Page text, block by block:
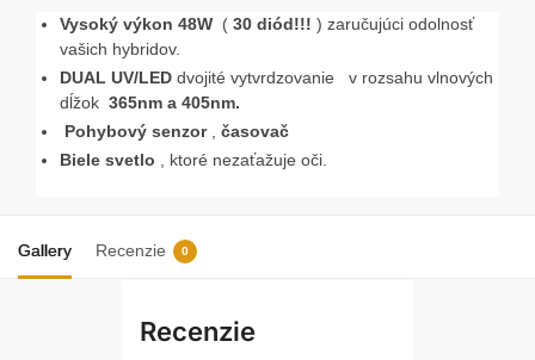
Vysoký výkon 48W ( 30 diód!!! ) zaručujúci odolnosť
vašich hybridov.
DUAL UV/LED dvojité vytvrdzovanie v rozsahu vlnových
dĺžok 365nm a 405nm.
Pohybový senzor, časovač
Biele svetlo , ktoré nezaťažuje oči.
Gallery Recenzie 0
Recenzie